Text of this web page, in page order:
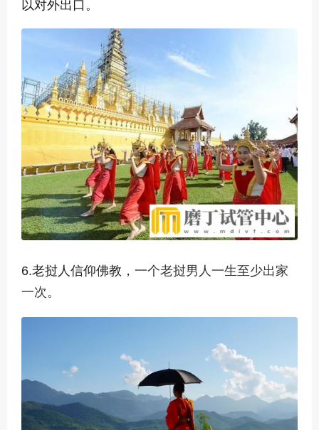
以对外出口。
6.老挝人信仰佛教， 一个老挝男人一生至少出家
一次。